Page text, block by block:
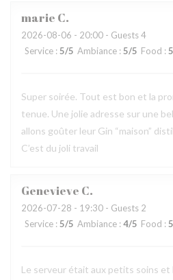
marie C
2026-08-06 - 20:00 - Guests 4
Service : 5/5 Ambiance : 5/5 Food : 5
Super soirée. Tout est bon et la
tenue. Une jolie adresse sur une
allons goûter leur Gin “maison”
C’est du joli travail
Genevieve C
2026-07-28 - 19:30 - Guests 2
Service : 5/5 Ambiance : 4/5 Food : 5
Le serveur était aux petits soins